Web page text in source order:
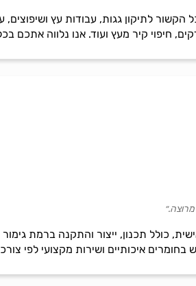
לתיקון גגות, עבודות עץ ושיפוצים,
חיפוי קיר מעץ ועוד. אנו נלווה אתכם
כולל תכנון, ייצור והתקנה ברמת גימור
איכותיים ושירות מקצועי לפי